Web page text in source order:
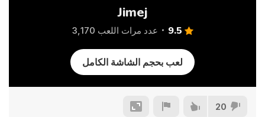
Jimej
9.5 عدد مرات اللعب 3,170
لعب بحجم الشاشة الكامل
20